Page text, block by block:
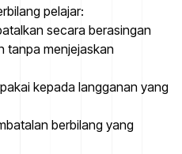
pelajar:
secara berasingan
tanpa menjejaskan
kepada langganan yang
berbilang yang